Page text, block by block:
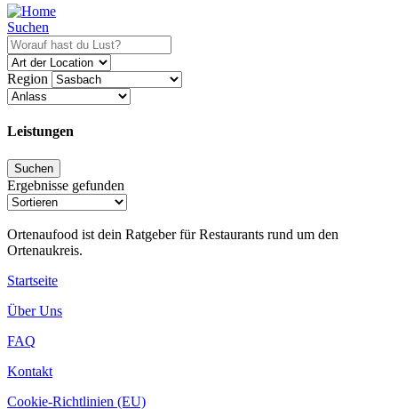
Suchen
Region
Leistungen
Ergebnisse gefunden
Ortenaufood ist dein Ratgeber für Restaurants rund um den
Ortenaukreis.
Startseite
Über Uns
FAQ
Kontakt
Cookie-Richtlinien (EU)